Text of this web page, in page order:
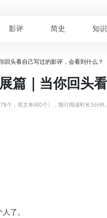
影评 简史 知识
回头看自己写过的影评，会看到什么？
篇｜当你回头
个，英文单词0个），预计阅读时长3分钟。
了。